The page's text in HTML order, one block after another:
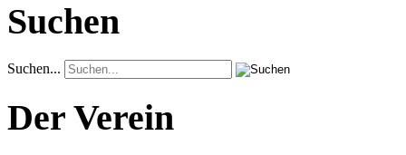
Suchen
Suchen...
Der Verein